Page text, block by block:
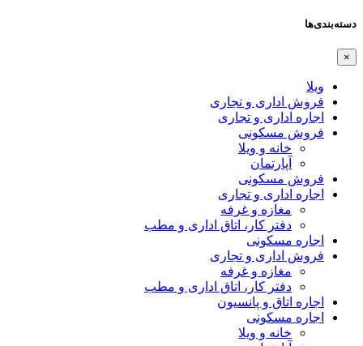
دسته‌بندی‌ها
×
ویلا
فروش اداری و تجاری
اجاره اداری و تجاری
فروش مسکونی
خانه و ویلا
آپارتمان
فروش مسکونی
اجاره اداری و تجاری
مغازه و غرفه
دفتر کار، اتاق اداری و مطب
اجاره مسکونی
فروش اداری و تجاری
مغازه و غرفه
دفتر کار، اتاق اداری و مطب
اجاره اتاق و پانسیون
اجاره مسکونی
خانه و ویلا